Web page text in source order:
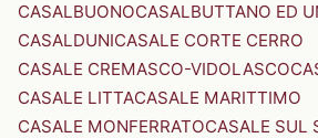
CASALBUONOCASALBUTTANO ED
CASALDUNICASALE CORTE CERRO
CASALE CREMASCO-VIDOLASCO
CASALE LITTACASALE MARITTIMO
CASALE MONFERRATOCASALE SUL